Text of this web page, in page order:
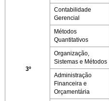
3º
Contabilidade
Gerencial
Métodos
Quantitativos
Organização,
Sistemas e Métodos
Administração
Financeira e
Orçamentária